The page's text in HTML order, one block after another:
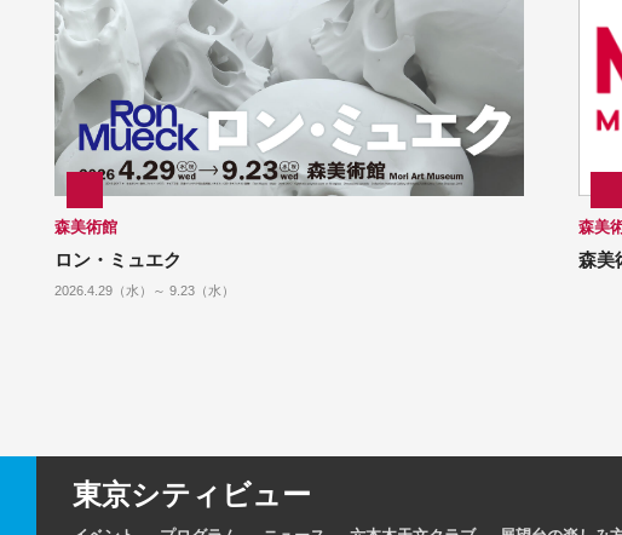
森美術館
ロン・ミュエク
2026.4.29（水）～ 9.23（水）
森美
森美
東京シティビュー